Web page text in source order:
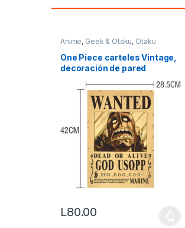
Anime, Geek & Otaku, Otaku
One Piece carteles Vintage,
decoración de pared
L80.00
Este producto tiene múltiples